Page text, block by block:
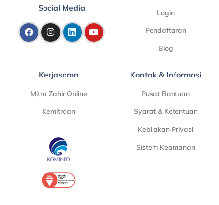
Social Media Login
Pendaftaran
Blog
Kerjasama
Mitra Zahir Online
Kemitraan
Kontak & Informasi
Pusat Bantuan
Syarat & Ketentuan
Kebijakan Privasi
Sistem Keamanan